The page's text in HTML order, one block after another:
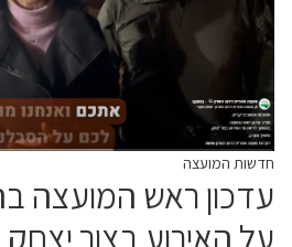
חדשות המועצה
עדכון ראש המועצה
על האירוע בצור יצחק